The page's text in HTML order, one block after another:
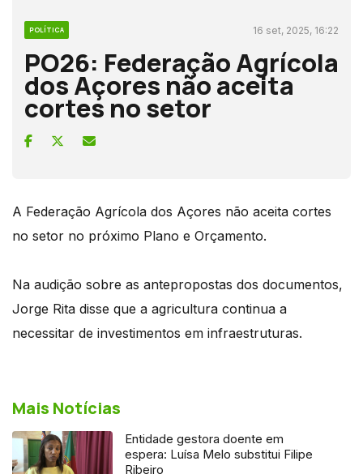
POLÍTICA 16 set, 2025, 16:22
PO26: Federação Agrícola
dos Açores não aceita
cortes no setor
A Federação Agrícola dos Açores não aceita cortes
no setor no próximo Plano e Orçamento.
Na audição sobre as antepropostas dos documentos,
Jorge Rita disse que a agricultura continua a
necessitar de investimentos em infraestruturas.
Mais Notícias
Entidade gestora doente em
espera: Luísa Melo substitui Filipe
Ribeiro